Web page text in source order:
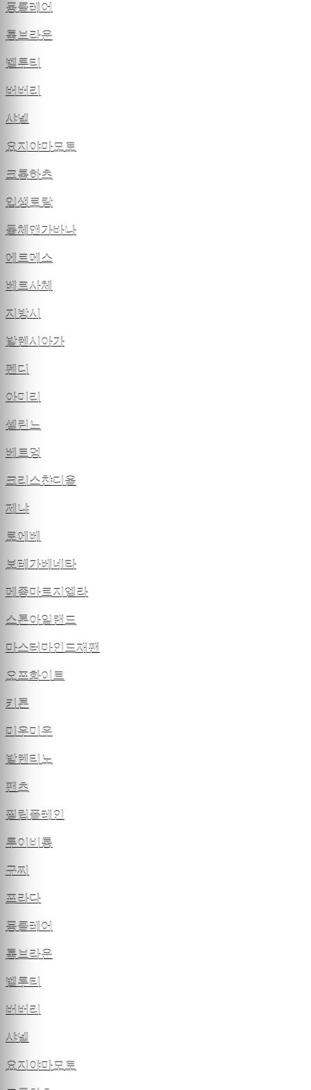
몽클레어
톰브라운
벨루티
버버리
샤넬
요지야마모토
크롬하츠
입생로랑
돌체앤가바나
에르메스
베르사체
지방시
발렌시아가
펜디
아미리
셀린느
베트멍
크리스챤디올
제냐
로에베
보테가베네타
메종마르지엘라
스톤아일랜드
마스터마인드재팬
오프화이트
키톤
미우미우
발렌티노
팬츠
필립플레인
루이비통
구찌
프라다
몽클레어
톰브라운
벨루티
버버리
샤넬
요지야마모토